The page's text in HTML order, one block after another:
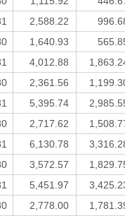
2,588.22
1,640.93
4,012.88
2,361.56
5,395.74
2,717.62
6,130.78
3,572.57
5,451.97
2,778.00